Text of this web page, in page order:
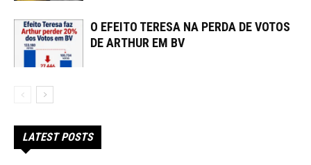
O EFEITO TERESA NA PERDA DE VOTOS
DE ARTHUR EM BV
LATEST POSTS